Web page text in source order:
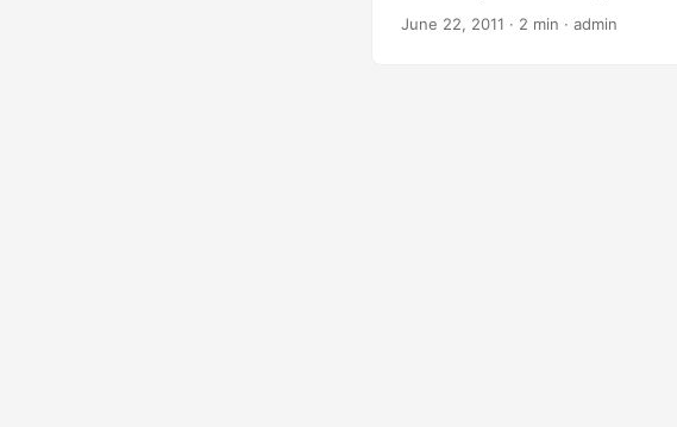
Fahrkarten für Bahn-Pendler
June 22, 2011 · 2 min · admin